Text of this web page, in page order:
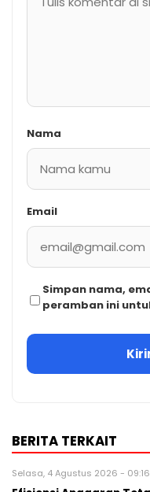
Nama
Email
Simpan nama,
peramban ini
BERITA TERKAIT
Selasa, 4 Agustus 2026 - 09:16